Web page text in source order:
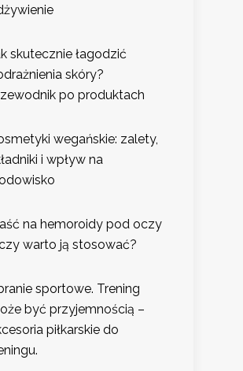
skutecznie łagodzić
skóry?
po produktach
wegańskie: zalety,
i wpływ na
na hemoroidy pod oczy
warto ją stosować?
sportowe. Trening
być przyjemnością –
piłkarskie do